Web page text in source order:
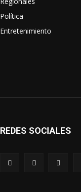
Política
Entretenimiento
REDES SOCIALES